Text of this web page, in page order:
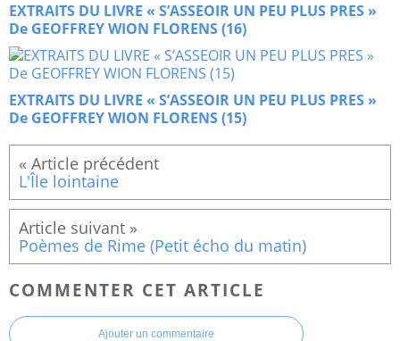
EXTRAITS DU LIVRE « S’ASSEOIR UN PEU PLUS PRES »
De GEOFFREY WION FLORENS (16)
EXTRAITS DU LIVRE « S’ASSEOIR UN PEU PLUS PRES »
De GEOFFREY WION FLORENS (15)
L'Île lointaine
Poèmes de Rime (Petit écho du matin)
COMMENTER CET ARTICLE
Ajouter un commentaire